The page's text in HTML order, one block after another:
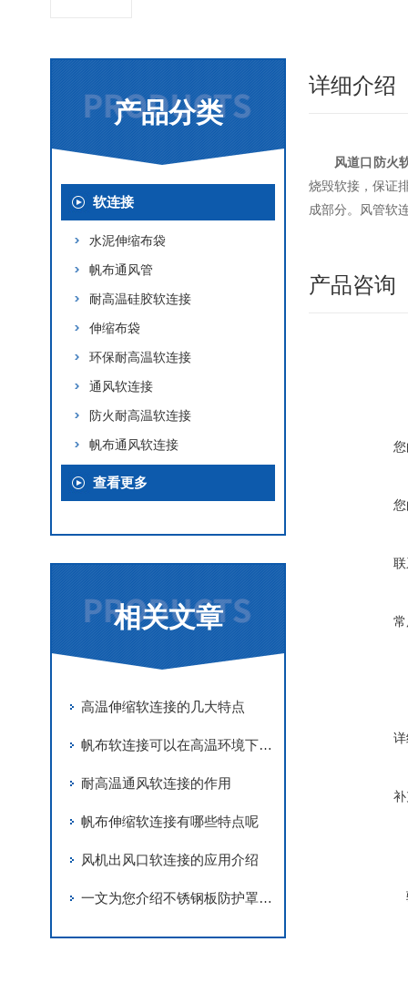
产品分类
软连接
水泥伸缩布袋
帆布通风管
耐高温硅胶软连接
伸缩布袋
环保耐高温软连接
通风软连接
防火耐高温软连接
帆布通风软连接
查看更多
相关文章
高温伸缩软连接的几大特点
帆布软连接可以在高温环境下正常使用
耐高温通风软连接的作用
帆布伸缩软连接有哪些特点呢
风机出风口软连接的应用介绍
一文为您介绍不锈钢板防护罩的制造方法
详细介绍
风道口防火
烧毁软接，保证
成部分。风管软
产品咨询